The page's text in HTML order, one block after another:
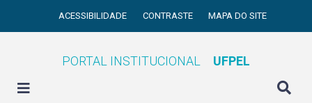
ACESSIBILIDADE CONTRASTE MAPA DO SITE
PORTAL INSTITUCIONAL UFPEL